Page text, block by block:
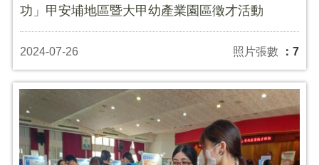
功」甲安埔地區暨大甲幼產業園區徵才活動
2024-07-26 照片張數 ：7